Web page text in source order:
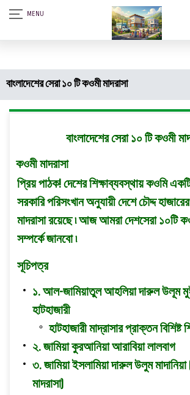
আস-সালামু আলাইকুম। SQSF-কাউন্সেলিং সেন্টার এন্ড স্মার্ট
সফটওয়্যার)।
বাংলাদেশের সেরা ১০ টি কওমী মাদরাসা
বাংলাদেশের সেরা ১০ টি কওমী
কওমী মাদরাসা
প্রিয় পাঠক! দেশের শিক্ষাব্যবস্থায় কওমি একটি
সরকারি পরিসংখান অনুযায়ী দেশে চৌদ্দ
মাদরাসা রয়েছে ৷ আজ আমরা দেশসেরা ১০টি
সম্পর্কে জানবো ৷
সূচিপত্র
১. আল-জামিয়াতুল আহলিয়া দারুল উলূম
হাটহাজারী
হাটহাজারী মাদ্রাসার প্রাক্তন বিশিষ্ট
২. জামিয়া কুরআনিয়া আরাবিয়া লালবাগ
৩. জামিয়া ইসলামিয়া দারুল উলুম মাদানিয়া
মাদরাসা)